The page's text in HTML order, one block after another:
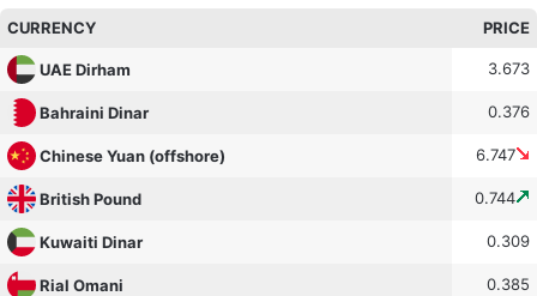
CURRENCY PRICE
UAE Dirham 3.673
Bahraini Dinar 0.376
Chinese Yuan (offshore) 6.747
British Pound 0.744
Kuwaiti Dinar 0.309
Rial Omani 0.385